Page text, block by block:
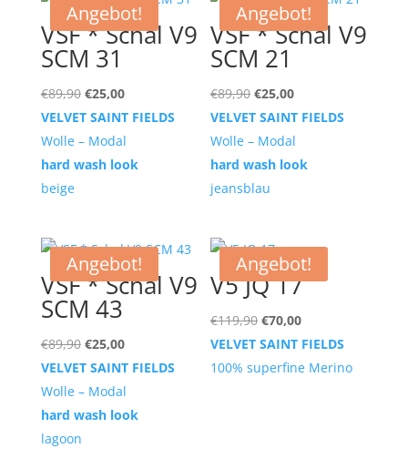
Angebot!
VSF * Schal V9
SCM 31
€89,90 Ursprünglicher
Preis
war:
€89,90
€25,00Aktueller
Preis
ist:
€25,00.
VELVET SAINT FIELDS
Wolle – Modal
hard wash look
beige
Angebot!
VSF * Schal V9
SCM 21
€89,90 Ursprünglicher
Preis
war:
€89,90
€25,00Aktueller
Preis
ist:
€25,00.
VELVET SAINT FIELDS
Wolle – Modal
hard wash look
jeansblau
Angebot!
VSF * Schal V9
SCM 43
€89,90 Ursprünglicher
Preis
war:
€89,90
€25,00Aktueller
Preis
ist:
€25,00.
VELVET SAINT FIELDS
Wolle – Modal
hard wash look
lagoon
Angebot!
V5 JQ 17
€119,90 Ursprünglicher
Preis
war:
€70,00Aktueller
Preis
ist:
VELVET SAINT FIELDS
100% superfine Merino